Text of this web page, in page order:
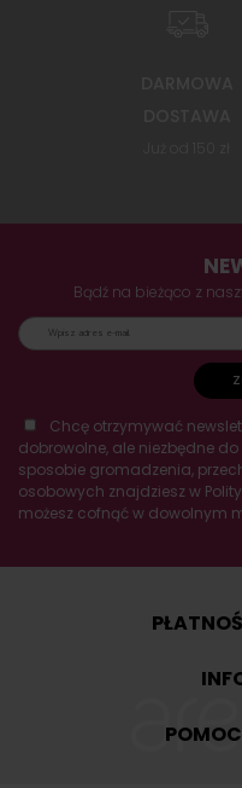
Bądź na bieżąco z
Chcę otrzymywać
dobrowolne, ale niezbędne
sposobie gromadzenia,
osobowych znajdziesz w
możesz cofnąć w dowolnym